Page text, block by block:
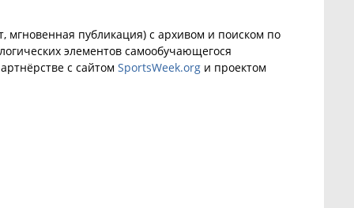
публикация) с архивом и поиском по
элементов самообучающегося
с сайтом SportsWeek.org и проектом